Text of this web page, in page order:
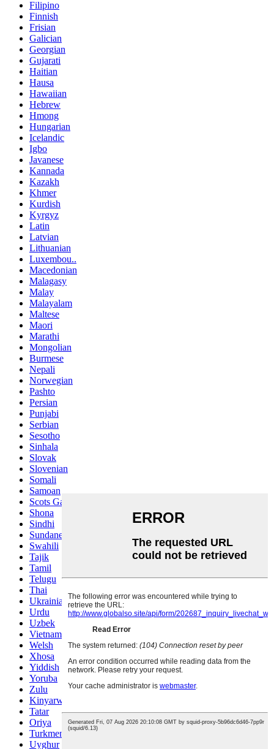
Filipino
Finnish
Frisian
Galician
Georgian
Gujarati
Haitian
Hausa
Hawaiian
Hebrew
Hmong
Hungarian
Icelandic
Igbo
Javanese
Kannada
Kazakh
Khmer
Kurdish
Kyrgyz
Latin
Latvian
Lithuanian
Luxembou..
Macedonian
Malagasy
Malay
Malayalam
Maltese
Maori
Marathi
Mongolian
Burmese
Nepali
Norwegian
Pashto
Persian
Punjabi
Serbian
Sesotho
Sinhala
Slovak
Slovenian
Somali
Samoan
Scots Gaelic
Shona
Sindhi
Sundanese
Swahili
Tajik
Tamil
Telugu
Thai
Ukrainian
Urdu
Uzbek
Vietnamese
Welsh
Xhosa
Yiddish
Yoruba
Zulu
Kinyarwanda
Tatar
Oriya
Turkmen
Uyghur